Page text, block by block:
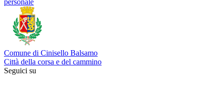
personale
Comune di Cinisello Balsamo
Città della corsa e del cammino
Seguici su